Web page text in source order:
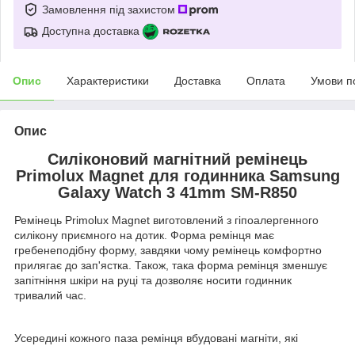
Замовлення під захистом
Доступна доставка
Опис Характеристики Доставка Оплата Умови
Опис
Силіконовий магнітний ремінець
Primolux Magnet для годинника Samsung
Galaxy Watch 3 41mm SM-R850
Ремінець Primolux Magnet виготовлений з гіпоалергенного
силікону приємного на дотик. Форма ремінця має
гребенеподібну форму, завдяки чому ремінець комфортно
прилягає до зап'ястка. Також, така форма ремінця зменшує
запітніння шкіри на руці та дозволяє носити годинник
тривалий час.
Усередині кожного паза ремінця вбудовані магніти, які